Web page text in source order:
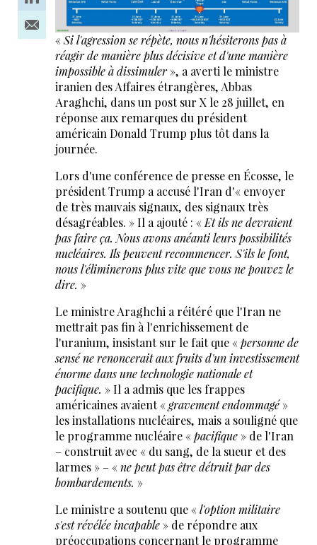
«Si l'agression se répète, nous n'hésiterons pas à
réagir de manière plus décisive et d'une manière
impossible à dissimuler», a averti le ministre
iranien des Affaires étrangères, Abbas
Araghchi, dans un post sur X le 28 juillet, en
réponse aux remarques du président
américain Donald Trump plus tôt dans la
journée.
Lors d'une conférence de presse en Écosse, le
président Trump a accusé l'Iran d'« envoyer
de très mauvais signaux, des signaux très
désagréables. » Il a ajouté : «Et ils ne devraient
pas faire ça. Nous avons anéanti leurs possibilités
nucléaires. Ils peuvent recommencer. S'ils le font,
nous l'éliminerons plus vite que vous ne pouvez le
dire. »
Le ministre Araghchi a réitéré que l'Iran ne
mettrait pas fin à l'enrichissement de
l'uranium, insistant sur le fait que «personne de
sensé ne renoncerait aux fruits d'un investissement
énorme dans une technologie nationale et
pacifique. » Il a admis que les frappes
américaines avaient «gravement endommagé»
les installations nucléaires, mais a souligné que
le programme nucléaire «pacifique» de l'Iran
– construit avec « du sang, de la sueur et des
larmes » – «ne peut pas être détruit par des
bombardements. »
Le ministre a soutenu que «l'option militaire
s'est révélée incapable» de répondre aux
préoccupations concernant le programme